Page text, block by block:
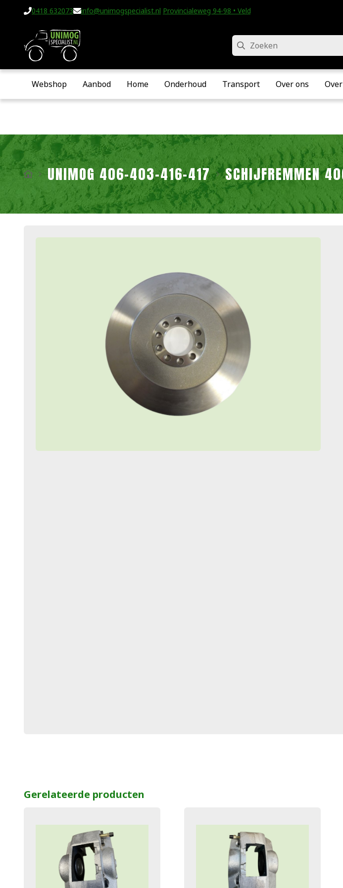
0418 632073 info@unimogspecialist.nl Provincialeweg 94-98 • Velddriel
Zoeken
Webshop Aanbod Home Onderhoud Transport Over ons
UNIMOG 406-403-416-417 SCHIJFREMMEN
Gerelateerde producten